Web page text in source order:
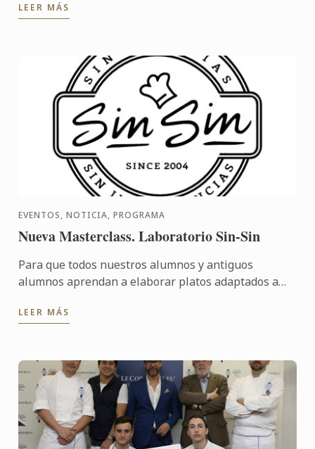
china ...
LEER MÁS
EVENTOS, NOTICIA, PROGRAMA
Nueva Masterclass. Laboratorio Sin-Sin
Para que todos nuestros alumnos y antiguos
alumnos aprendan a elaborar platos adaptados a
recursos para ofrecer ...
LEER MÁS